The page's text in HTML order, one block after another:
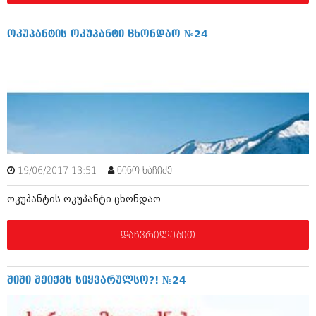
ნოემბერი 2017 (212)
ოქტომბერი 2017 (231)
იანვარი 2017 (246)
დეკემბერი 2016 (207)
ნოემბერი 2016 (207)
ოქტომბერი 2016 (257)
ივლისი 2016 (211)
მაისი 2016 (261)
აპრილი 2016 (215)
თებერვალი 2016 (250)
ოკუპანტის ოკუპანტი ცხონდაო №24
19/06/2017 13:51 ნინო ხაჩიძე
ოკუპანტის ოკუპანტი ცხონდაო
დაწვრილებით
შიში შეიქმს სიყვარულსო?! №24